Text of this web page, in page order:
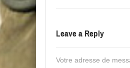
Leave a Reply
Votre adresse de